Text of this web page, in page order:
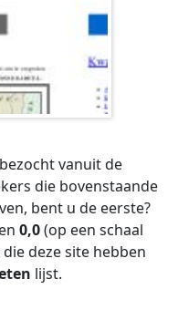
vanuit de
die bovenstaande
bent u de eerste?
0,0(op een schaal
deze site hebben
lijst.